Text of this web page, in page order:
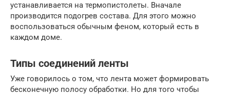
устанавливается на термопистолеты. Вначале
производится подогрев состава. Для этого можно
воспользоваться обычным феном, который есть в
каждом доме.
Типы соединений ленты
Уже говорилось о том, что лента может формировать
бесконечную полосу обработки. Но для того чтобы